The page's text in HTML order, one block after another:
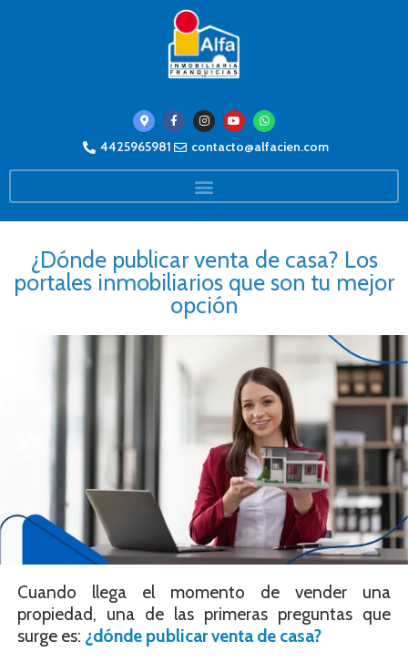
4425965981 contacto@alfacien.com
¿Dónde publicar venta de casa? Los
portales inmobiliarios que son tu mejor
opción
Cuando llega el momento de vender una
propiedad, una de las primeras preguntas que
surge es: ¿dónde publicar venta de casa?